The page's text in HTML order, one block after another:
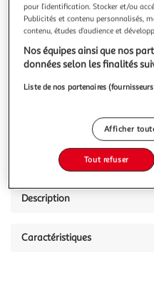
Livr. ou retrait dès 3/4
A partir de 7,99€
Plus d'options
Description
Caractéristiques
pour l’identification. Stocker et/ou
Publicités et contenu personnalisés,
contenu, études d’audience et
Nos équipes ainsi que nos
données selon les finalités
Liste de nos partenaires
Afficher
Tout refuser